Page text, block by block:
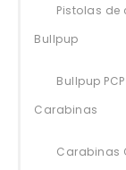
Pistolas de
Bullpup
Bullpup PCP
Carabinas
Carabinas